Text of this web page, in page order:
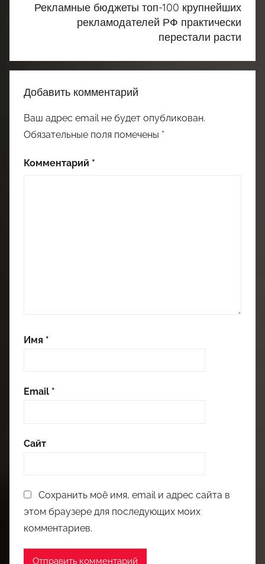
Рекламные бюджеты топ-100 крупнейших
рекламодателей РФ практически
перестали расти
Добавить комментарий
Ваш адрес email не будет опубликован.
Обязательные поля помечены *
Комментарий *
Имя *
Email *
Сайт
Сохранить моё имя, email и адрес сайта в
этом браузере для последующих моих
комментариев.